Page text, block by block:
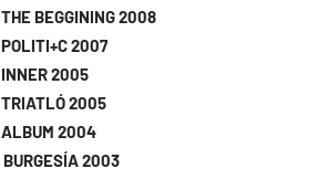
THE BEGGINING 2008
POLITI+C 2007
INNER 2005
TRIATLÓ 2005
ALBUM 2004
BURGESÍA 2003